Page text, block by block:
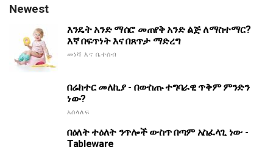
Newest
እንዴት አንድ ማሰሮ መጠየቅ አንድ ልጅ ለማስተማር?
እኛ በፍጥነት እና በጸጥታ ማድረግ
መነሻ እና ቤተሰብ
በሬክተር መለኪያ - በውስጡ ተግባራዊ ጥቅም ምንድን
ነው?
አሰላለፍ
በዕለት ተዕለት ንጥሎች ውስጥ በጣም አስፈላጊ ነው -
Tableware